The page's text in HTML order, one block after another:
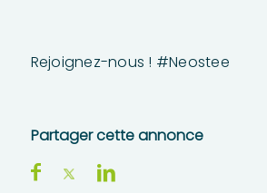
Rejoignez-nous ! #Neostee
Partager cette annonce